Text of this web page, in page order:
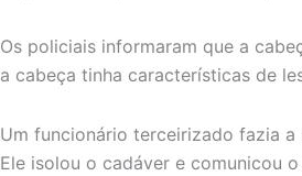
Os policiais informaram que a
a cabeça tinha características de
Um funcionário terceirizado fazia
Ele isolou o cadáver e comunicou